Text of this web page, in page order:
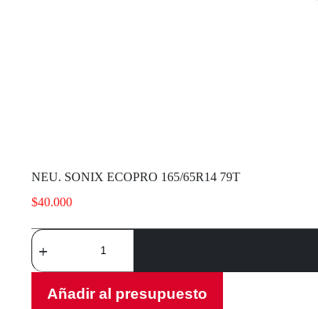
NEU. SONIX ECOPRO 165/65R14 79T
$40.000
NEU.
SONIX
ECOPRO
165/65R14
cantidad
Añadir al presupuesto